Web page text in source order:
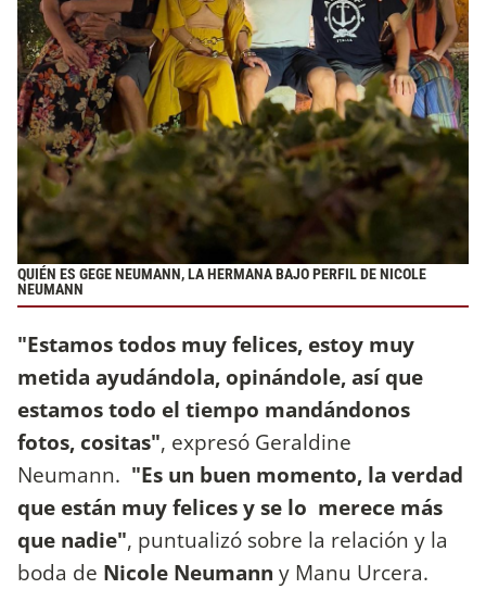
QUIÉN ES GEGE NEUMANN, LA HERMANA BAJO PERFIL DE NICOLE
NEUMANN
"Estamos todos muy felices, estoy muy
metida ayudándola, opinándole, así que
estamos todo el tiempo mandándonos
fotos, cositas", expresó Geraldine
Neumann. "Es un buen momento, la verdad
que están muy felices y se lo merece más
que nadie", puntualizó sobre la relación y la
boda de Nicole Neumann y Manu Urcera.